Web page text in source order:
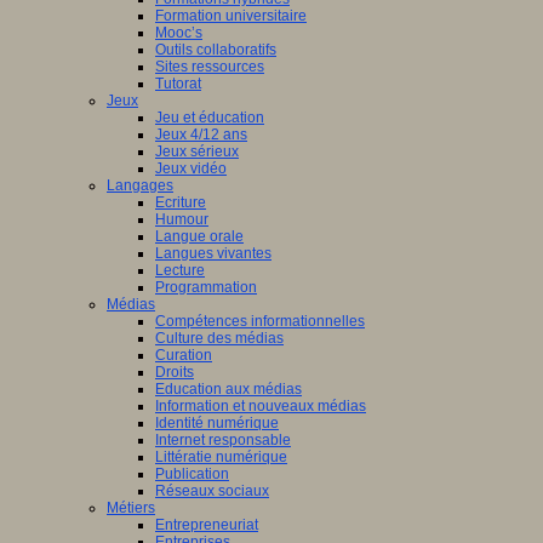
Formation universitaire
Mooc’s
Outils collaboratifs
Sites ressources
Tutorat
Jeux
Jeu et éducation
Jeux 4/12 ans
Jeux sérieux
Jeux vidéo
Langages
Ecriture
Humour
Langue orale
Langues vivantes
Lecture
Programmation
Médias
Compétences informationnelles
Culture des médias
Curation
Droits
Education aux médias
Information et nouveaux médias
Identité numérique
Internet responsable
Littératie numérique
Publication
Réseaux sociaux
Métiers
Entrepreneuriat